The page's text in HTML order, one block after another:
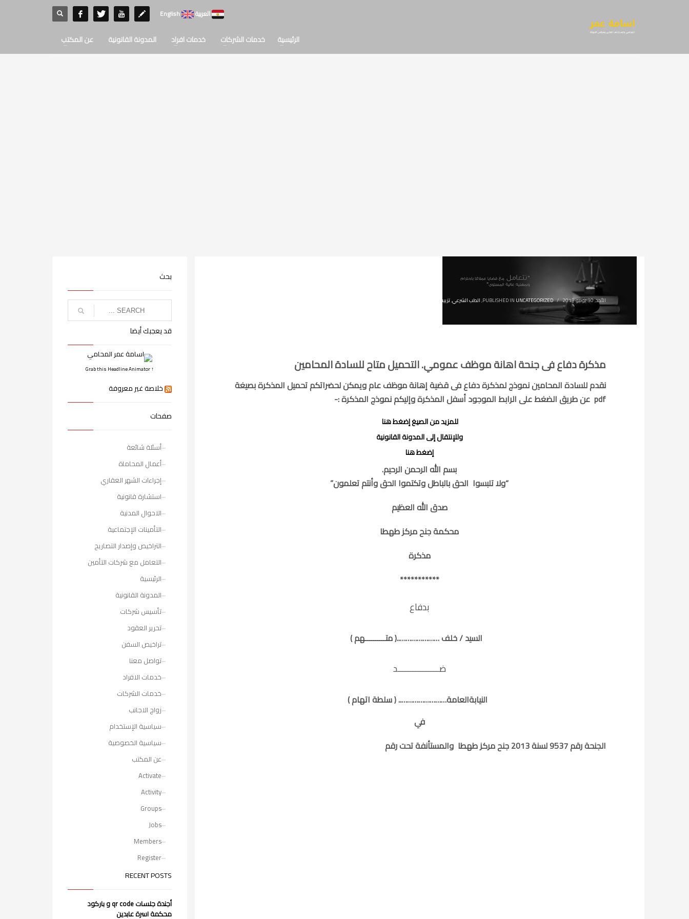
العربية English
الرئيسية خدمات الشركات خدمات افراد المدونة القانونية عن المكتب
الأحد, 30 يونيو 2019 /
PUBLISHED IN UNCATEGORIZED
,الطب الشرعي,تزييف وتزوير
مذكرة دفاع فى جنحة اهانة موظف عمومي. التحميل متاح للسادة المحامين
نقدم للسادة المحامين نموذج لمذكرة دفاع فى قضية إهانة موظف عام ويمكن لحضراتكم تحميل المذكرة بصيغة
pdf عن طريق الضغط على الرابط الموجود أسفل المذكرة وإليكم نموذج المذكرة :-
للمزيد من الصيغ إضغط هنا
وللإنتقال إلى المدونة القانونية
إضغط هنا
بسم الله الرحمن الرحيم.
“ولا تلبسوا الحق بالباطل وتكتموا الحق وأنتم تعلمون”
صدق الله العظيم
محكمة جنح مركز طهطا
مذكرة
***********
بدفاع
السيد / خلف …………………..( متــــــــــهم )
ضــــــــــــــــد
النيابةالعامة…………………….. ( سلطة اتهام )
في
الجنحة رقم 9537 لسنة 2013 جنح مركز طهطا والمستأنفة تحت رقم
بحث
قد يعجبك أيضا
↑ Grab this Headline Animator
خلاصة غير معروفة
صفحات
أسئلة شائعة
أعمال المحاماة
إجراءات الشهر العقاري
استشارة قانونية
الاحوال المدنية
التأمينات الإجتماعية
التراخيص وإصدار التصاريح
التعامل مع شركات التأمين
الرئيسية
المدونة القانونية
تأسيس شركات
تحرير العقود
تراخيص السفن
تواصل معنا
خدمات الافراد
خدمات الشركات
زواج الاجانب
سياسية الإستخدام
سياسية الخصوصية
عن المكتب
Activate
Activity
Groups
Jobs
Members
Register
RECENT POSTS
أجندة جلسات qr code و باركود
محكمة اسرة عابدين